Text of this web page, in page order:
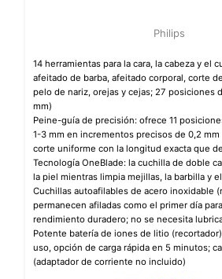
Philips
14 herramientas para la cara, la cabeza y el
afeitado de barba, afeitado corporal, corte
pelo de nariz, orejas y cejas; 27 posiciones
mm)
Peine-guía de precisión: ofrece 11
1-3 mm en incrementos precisos de 0,2
corte uniforme con la longitud exacta que
Tecnología OneBlade: la cuchilla de doble
la piel mientras limpia mejillas, la barbilla y
Cuchillas autoafilables de acero inoxidable
permanecen afiladas como el primer día
rendimiento duradero; no se necesita
Potente batería de iones de litio
uso, opción de carga rápida en 5 minutos;
(adaptador de corriente no incluido)